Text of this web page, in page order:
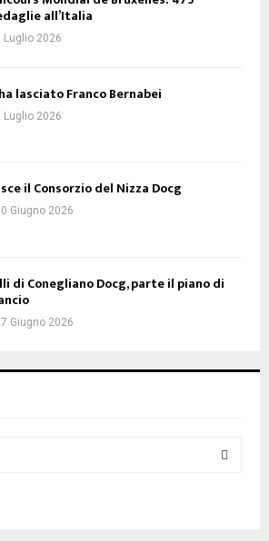
all’Italia
Luglio 2026
lasciato Franco Bernabei
Luglio 2026
il Consorzio del Nizza Docg
Giugno 2026
di Conegliano Docg, parte il piano di
Giugno 2026